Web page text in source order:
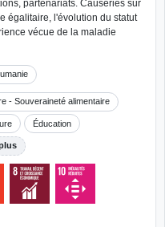
partenariats. Causeries sur
égalitaire, l'évolution du statut
vécue de la maladie
- Souveraineté alimentaire
Éducation